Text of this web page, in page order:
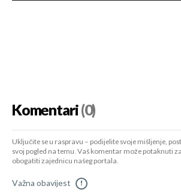
Komentari(0)
Uključite se u raspravu – podijelite svoje mišljenje,
svoj pogled na temu. Vaš komentar može potaknuti
obogatiti zajednicu našeg portala.
Važna obavijest !